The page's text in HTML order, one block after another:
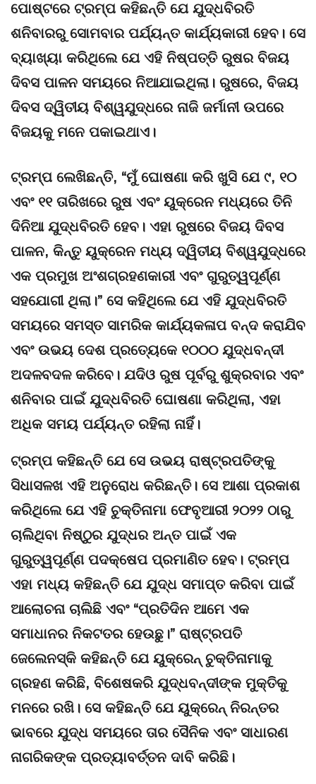
ପୋଷ୍ଟରେ ଟ୍ରମ୍ପ କହିଛନ୍ତି ଯେ ଯୁଦ୍ଧବିରତି
ଶନିବାରରୁ ସୋମବାର ପର୍ଯ୍ୟନ୍ତ କାର୍ଯ୍ୟକାରୀ ହେବ। ସେ
ବ୍ୟାଖ୍ୟା କରିଥିଲେ ଯେ ଏହି ନିଷ୍ପତ୍ତି ରୁଷର ବିଜୟ
ଦିବସ ପାଳନ ସମୟରେ ନିଆଯାଇଥିଲା। ରୁଷରେ, ବିଜୟ
ଦିବସ ଦ୍ୱିତୀୟ ବିଶ୍ୱଯୁଦ୍ଧରେ ନାଜି ଜର୍ମାନୀ ଉପରେ
ବିଜୟକୁ ମନେ ପକାଇଥାଏ।
ଟ୍ରମ୍ପ ଲେଖିଛନ୍ତି, “ମୁଁ ଘୋଷଣା କରି ଖୁସି ଯେ ୯, ୧୦
ଏବଂ ୧୧ ତାରିଖରେ ରୁଷ ଏବଂ ୟୁକ୍ରେନ ମଧ୍ୟରେ ତିନି
ଦିନିଆ ଯୁଦ୍ଧବିରତି ହେବ। ଏହା ରୁଷରେ ବିଜୟ ଦିବସ
ପାଳନ, କିନ୍ତୁ ୟୁକ୍ରେନ ମଧ୍ୟ ଦ୍ୱିତୀୟ ବିଶ୍ୱଯୁଦ୍ଧରେ
ଏକ ପ୍ରମୁଖ ଅଂଶଗ୍ରହଣକାରୀ ଏବଂ ଗୁରୁତ୍ୱପୂର୍ଣ୍ଣ
ସହଯୋଗୀ ଥିଲା।” ସେ କହିଥିଲେ ଯେ ଏହି ଯୁଦ୍ଧବିରତି
ସମୟରେ ସମସ୍ତ ସାମରିକ କାର୍ଯ୍ୟକଳାପ ବନ୍ଦ କରାଯିବ
ଏବଂ ଉଭୟ ଦେଶ ପ୍ରତ୍ୟେକେ ୧୦୦୦ ଯୁଦ୍ଧବନ୍ଦୀ
ଅଦଳବଦଳ କରିବେ। ଯଦିଓ ରୁଷ ପୂର୍ବରୁ ଶୁକ୍ରବାର ଏବଂ
ଶନିବାର ପାଇଁ ଯୁଦ୍ଧବିରତି ଘୋଷଣା କରିଥିଲା, ଏହା
ଅଧିକ ସମୟ ପର୍ଯ୍ୟନ୍ତ ରହିଲା ନାହିଁ।
ଟ୍ରମ୍ପ କହିଛନ୍ତି ଯେ ସେ ଉଭୟ ରାଷ୍ଟ୍ରପତିଙ୍କୁ
ସିଧାସଳଖ ଏହି ଅନୁରୋଧ କରିଛନ୍ତି। ସେ ଆଶା ପ୍ରକାଶ
କରିଥିଲେ ଯେ ଏହି ଚୁକ୍ତିନାମା ଫେବୃଆରୀ ୨୦୨୨ ଠାରୁ
ଚାଲିଥିବା ନିଷ୍ଠୁର ଯୁଦ୍ଧର ଅନ୍ତ ପାଇଁ ଏକ
ଗୁରୁତ୍ୱପୂର୍ଣ୍ଣ ପଦକ୍ଷେପ ପ୍ରମାଣିତ ହେବ। ଟ୍ରମ୍ପ
ଏହା ମଧ୍ୟ କହିଛନ୍ତି ଯେ ଯୁଦ୍ଧ ସମାପ୍ତ କରିବା ପାଇଁ
ଆଲୋଚନା ଚାଲିଛି ଏବଂ “ପ୍ରତିଦିନ ଆମେ ଏକ
ସମାଧାନର ନିକଟତର ହେଉଛୁ।” ରାଷ୍ଟ୍ରପତି
ଜେଲେନସ୍କି କହିଛନ୍ତି ଯେ ୟୁକ୍ରେନ୍ ଚୁକ୍ତିନାମାକୁ
ଗ୍ରହଣ କରିଛି, ବିଶେଷକରି ଯୁଦ୍ଧବନ୍ଦୀଙ୍କ ମୁକ୍ତିକୁ
ମନରେ ରଖି। ସେ କହିଛନ୍ତି ଯେ ୟୁକ୍ରେନ୍ ନିରନ୍ତର
ଭାବରେ ଯୁଦ୍ଧ ସମୟରେ ତାର ସୈନିକ ଏବଂ ସାଧାରଣ
ନାଗରିକଙ୍କ ପ୍ରତ୍ୟାବର୍ତ୍ତନ ଦାବି କରିଛି।